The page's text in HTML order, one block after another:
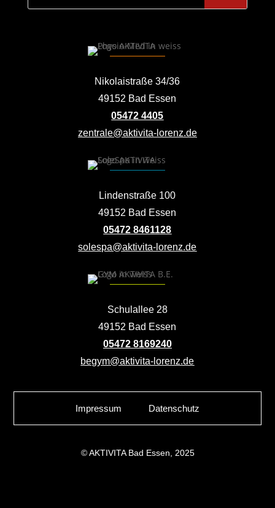
Nikolaistraße 34/36
49152 Bad Essen
05472 4405
zentrale@aktivita-lorenz.de
Lindenstraße 100
49152 Bad Essen
05472 8461128
solespa@aktivita-lorenz.de
Schulallee 28
49152 Bad Essen
05472 8169240
begym@aktivita-lorenz.de
Impressum Datenschutz
© AKTIVITA Bad Essen, 2025